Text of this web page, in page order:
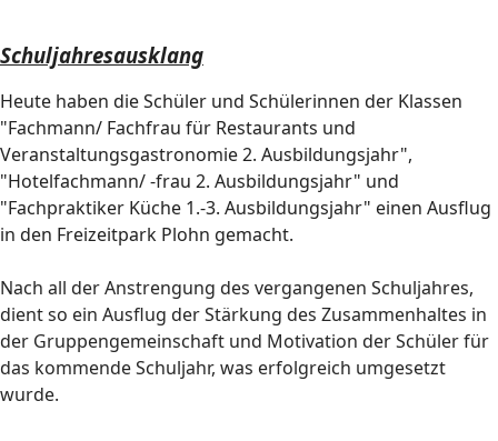
Schuljahresausklang
Heute haben die Schüler und Schülerinnen der Klassen
"Fachmann/ Fachfrau für Restaurants und
Veranstaltungsgastronomie 2. Ausbildungsjahr",
"Hotelfachmann/ -frau 2. Ausbildungsjahr" und
"Fachpraktiker Küche 1.-3. Ausbildungsjahr" einen Ausflug
in den Freizeitpark Plohn gemacht.
Nach all der Anstrengung des vergangenen Schuljahres,
dient so ein Ausflug der Stärkung des Zusammenhaltes in
der Gruppengemeinschaft und Motivation der Schüler für
das kommende Schuljahr, was erfolgreich umgesetzt
wurde.